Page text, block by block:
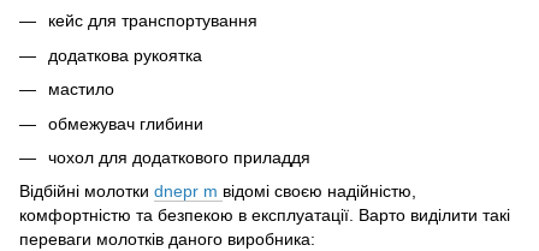
кейс для транспортування
додаткова рукоятка
мастило
обмежувач глибини
чохол для додаткового приладдя
Відбійні молотки dnepr m відомі своєю надійністю,
комфортністю та безпекою в експлуатації. Варто виділити такі
переваги молотків даного виробника: